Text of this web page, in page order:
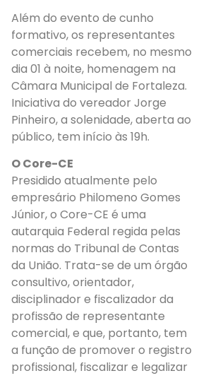
Além do evento de cunho
formativo, os representantes
comerciais recebem, no mesmo
dia 01 à noite, homenagem na
Câmara Municipal de Fortaleza.
Iniciativa do vereador Jorge
Pinheiro, a solenidade, aberta ao
público, tem início às 19h.
O Core-CE
Presidido atualmente pelo
empresário Philomeno Gomes
Júnior, o Core-CE é uma
autarquia Federal regida pelas
normas do Tribunal de Contas
da União. Trata-se de um órgão
consultivo, orientador,
disciplinador e fiscalizador da
profissão de representante
comercial, e que, portanto, tem
a função de promover o registro
profissional, fiscalizar e legalizar